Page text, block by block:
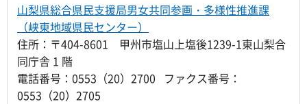
山梨県総合県民支援局男女共同参画・多様性推進課
（峡東地域県民センター）
住所：〒404-8601 甲州市塩山上塩後1239-1東山梨合
同庁舎 1 階
電話番号：0553（20）2700 ファクス番号：
0553（20）2705